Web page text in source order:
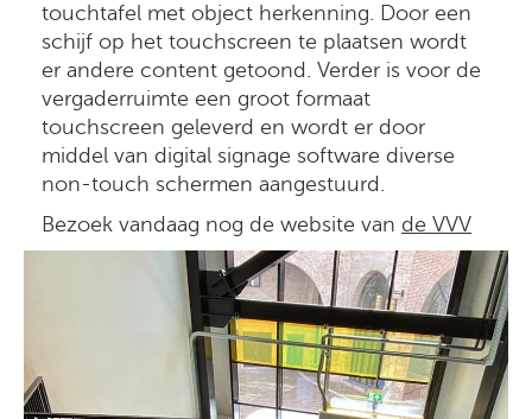
touchtafel met object herkenning. Door een
schijf op het touchscreen te plaatsen wordt
er andere content getoond. Verder is voor de
vergaderruimte een groot formaat
touchscreen geleverd en wordt er door
middel van digital signage software diverse
non-touch schermen aangestuurd.
Bezoek vandaag nog de website van de VVV